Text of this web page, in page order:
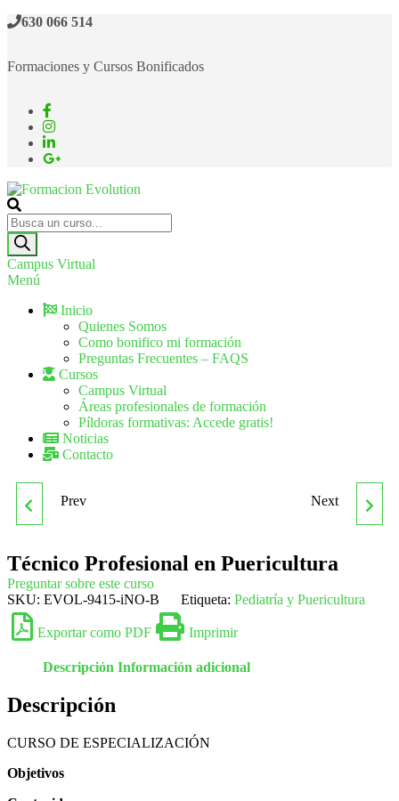
630 066 514
Formaciones y Cursos Bonificados
Formacion Evolution
Cursos de formación continua
Campus Virtual
Menú
Inicio
Quienes Somos
Como bonifico mi formación
Preguntas Frecuentes – FAQS
Cursos
Campus Virtual
Áreas profesionales de formación
Píldoras formativas: Accede gratis!
Noticias
Contacto
TÉCNICO PROFESIONAL
Prev TÉCNICO PROFESIONAL
Next
Técnico Profesional en Puericultura
Preguntar sobre este curso
SKU: EVOL-9415-iNO-B Etiqueta: Pediatría y Puericultura
Exportar como PDF Imprimir
Descripción Información adicional
Descripción
CURSO DE ESPECIALIZACIÓN
Objetivos